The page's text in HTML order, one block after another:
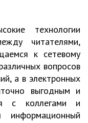
технологии
читателями,
к сетевому
вопросов
а в электронных
выгодным и
с коллегами и
информационный